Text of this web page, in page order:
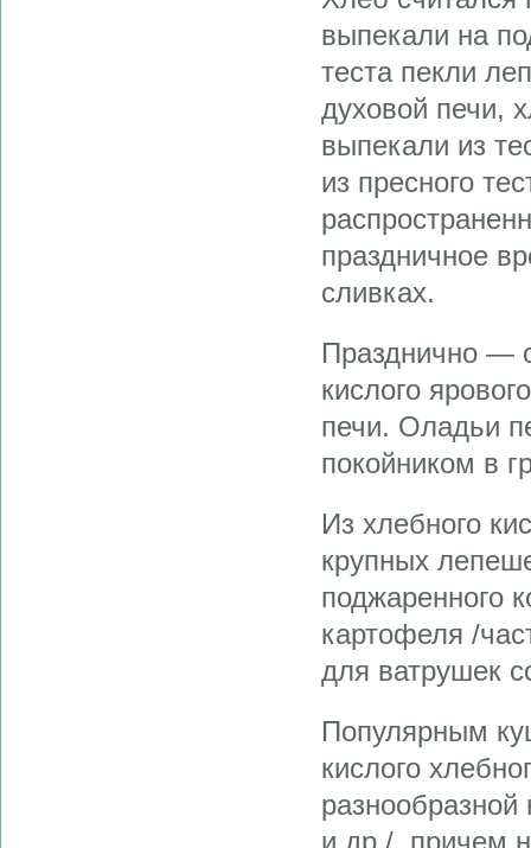
выпекали на
теста пекли
духовой печи,
выпекали из
из пресного
праздничное
сливках.
Празднично —
кислого
печи. Оладьи
покойником в
Из хлебного
крупных
поджаренного
картофеля /
для ватрушек
Популярным
кислого